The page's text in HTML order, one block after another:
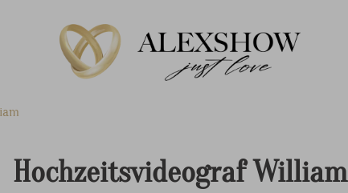
Hochzeitsvideograf William